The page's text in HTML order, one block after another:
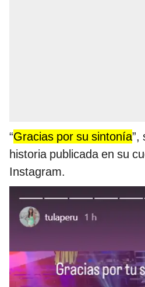
“Gracias por su sintonía”,
historia publicada en su
Instagram.